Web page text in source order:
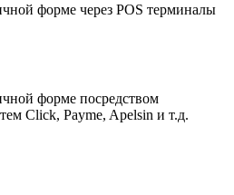
форме через POS терминалы
форме посредством
Click, Payme, Apelsin и т.д.